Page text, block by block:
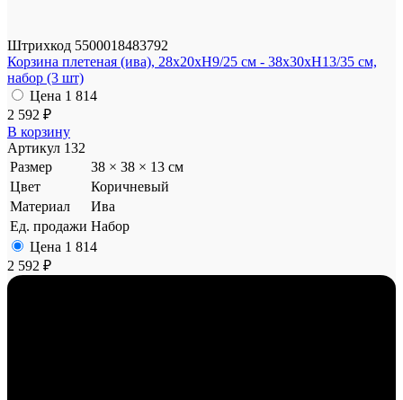
Штрихкод 5500018483792
Корзина плетеная (ива), 28x20xH9/25 см - 38x30xH13/35 см,
набор (3 шт)
Цена 1 814
2 592 ₽
В корзину
Артикул 132
Размер
38 × 38 × 13 см
Цвет
Коричневый
Материал
Ива
Ед. продажи Набор
Цена 1 814
2 592 ₽